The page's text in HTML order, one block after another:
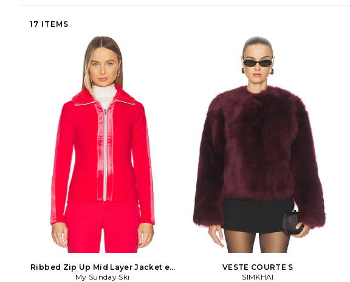
17 ITEMS
Ribbed Zip Up Mid Layer Jacket en
Rouge
My Sunday Ski
VESTE COURTE S
SIMKHAI